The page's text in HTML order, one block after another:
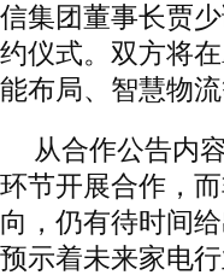
信集团董事长贾
约仪式。双方将
能布局、智慧物流
从合作公告内
环节开展合作，
向，仍有待时间
预示着未来家电